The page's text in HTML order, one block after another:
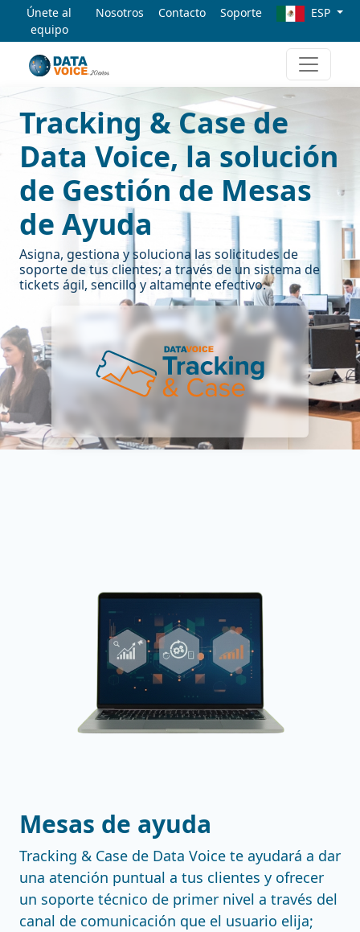
Únete al
equipo
Nosotros Contacto Soporte ESP
Tracking & Case de
Data Voice, la solución
de Gestión de Mesas
de Ayuda
Asigna, gestiona y soluciona las solicitudes de
soporte de tus clientes; a través de un sistema de
tickets ágil, sencillo y altamente efectivo.
Mesas de ayuda
Tracking & Case de Data Voice te ayudará a dar
una atención puntual a tus clientes y ofrecer
un soporte técnico de primer nivel a través del
canal de comunicación que el usuario elija;